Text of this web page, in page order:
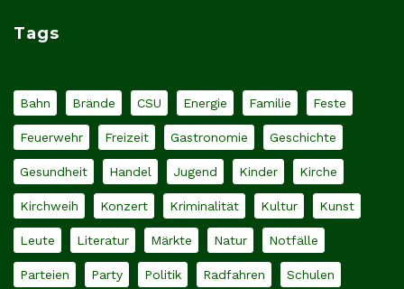
Tags
Bahn Brände CSU Energie Familie Feste
Feuerwehr Freizeit Gastronomie Geschichte
Gesundheit Handel Jugend Kinder Kirche
Kirchweih Konzert Kriminalität Kultur Kunst
Leute Literatur Märkte Natur Notfälle
Parteien Party Politik Radfahren Schulen